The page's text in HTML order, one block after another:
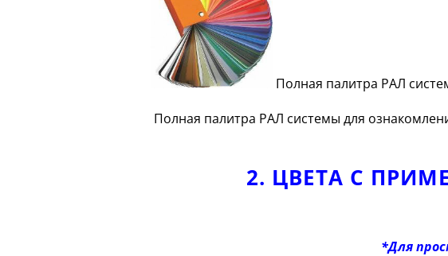
Полная палитра РАЛ
Полная палитра РАЛ системы для
2. ЦВЕТА С
*Для